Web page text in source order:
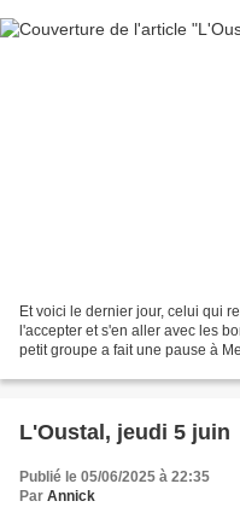
Et voici le dernier jour, celui qui
l'accepter et s'en aller avec les
petit groupe a fait une pause à
L'Oustal, jeudi 5 juin
Publié le 05/06/2025 à 22:35
Par Annick